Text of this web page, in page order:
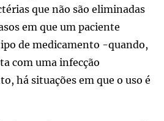
que não são eliminadas
em que um paciente
de medicamento -quando,
com uma infecção
há situações em que o uso é